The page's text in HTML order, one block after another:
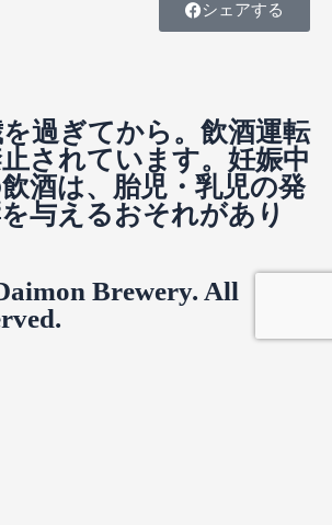
シェアする
過ぎてから。飲酒運転
されています。妊娠中
酒は、胎児・乳児の発
与えるおそれがあり
Brewery. All